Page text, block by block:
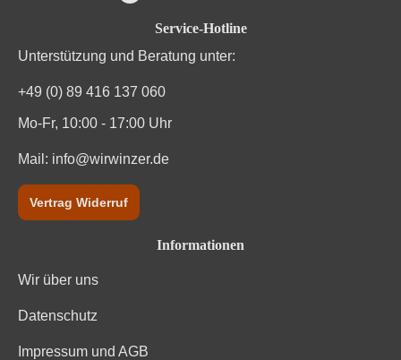
Service-Hotline
Unterstützung und Beratung unter:
+49 (0) 89 416 137 060
Mo-Fr, 10:00 - 17:00 Uhr
Mail: info@wirwinzer.de
Vertrag Widerruf
Informationen
Wir über uns
Datenschutz
Impressum und AGB